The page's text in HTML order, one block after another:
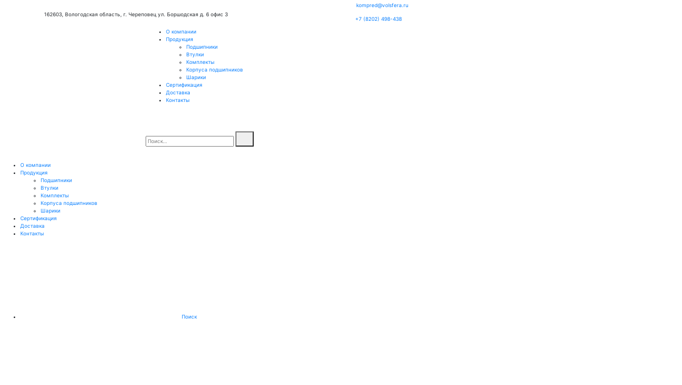
162603, Вологодская область, г. Череповец ул. Боршодская д. 6 офис 3
kompred@volsfera.ru
+7 (8202) 498-438
О компании
Продукция
Подшипники
Втулки
Комплекты
Корпуса подшипников
Шарики
Сертификация
Доставка
Контакты
О компании
Продукция
Подшипники
Втулки
Комплекты
Корпуса подшипников
Шарики
Сертификация
Доставка
Контакты
Поиск